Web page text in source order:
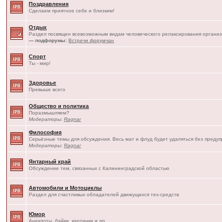
Поздравления
Сделаем приятное себе и близким!
Отдых
Раздел посвящен всевозможным видам человеческого релаксирования
— подфорумы: Встречи форумчан
Спорт
Ты - мир!
Здоровье
Превыше всего
Общество и политика
Поразмышляем?
Модераторы:Ragnar
Философия
Серьёзные темы для обсуждения. Весь мат и флуд будет удаляться без
Модераторы:Ragnar
Янтарный край
Обсуждение тем, связанных с Калининградской областью
Автомобили и Мотоциклы
Раздел для счастливых обладателей движущихся тех-средств
Юмор
Анекдоты, байки, картинки и др.